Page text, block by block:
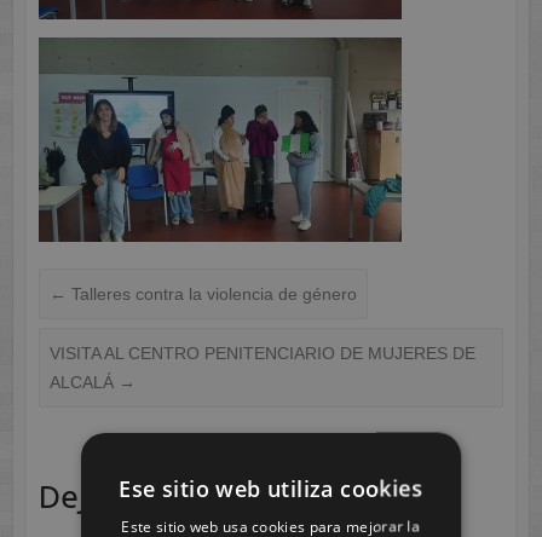
← Talleres contra la violencia de género
VISITA AL CENTRO PENITENCIARIO DE MUJERES DE
ALCALÁ →
Deja una respuesta
Ese sitio web utiliza cookies
Este sitio web usa cookies para mejorar la